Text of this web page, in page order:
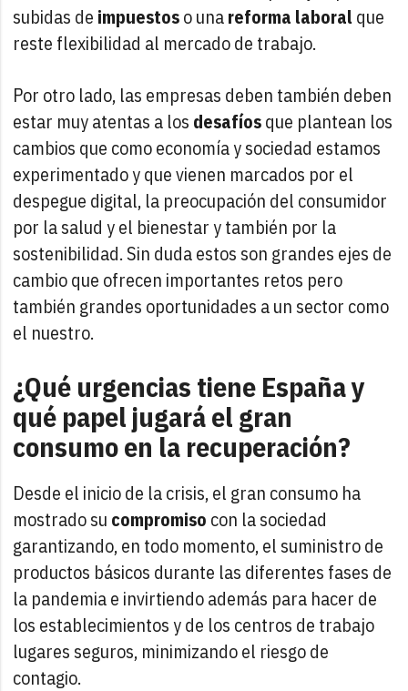
subidas de impuestoso unareforma laboralque
reste flexibilidad al mercado de trabajo.
Por otro lado, las empresas deben también deben
estar muy atentas a los desafíosque plantean los
cambios que como economía y sociedad estamos
experimentado y que vienen marcados por el
despegue digital, la preocupación del consumidor
por la salud y el bienestar y también por la
sostenibilidad. Sin duda estos son grandes ejes de
cambio que ofrecen importantes retos pero
también grandes oportunidades a un sector como
el nuestro.
¿Qué urgencias tiene España y
qué papel jugará el gran
consumo en la recuperación?
Desde el inicio de la crisis, el gran consumo ha
mostrado su compromiso con la sociedad
garantizando, en todo momento, el suministro de
productos básicos durante las diferentes fases de
la pandemia e invirtiendo además para hacer de
los establecimientos y de los centros de trabajo
lugares seguros, minimizando el riesgo de
contagio.